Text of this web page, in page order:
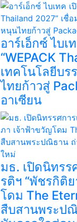
อาร์เอ็กซ์ ไบเ
“WEPACK
เทคโนโลยีบ
ไทยก้าวสู่
อาเซียน
มธ. เปิดนิทรร
รติฯ “พัชรกิติ
โดม The
สืบสานพระป